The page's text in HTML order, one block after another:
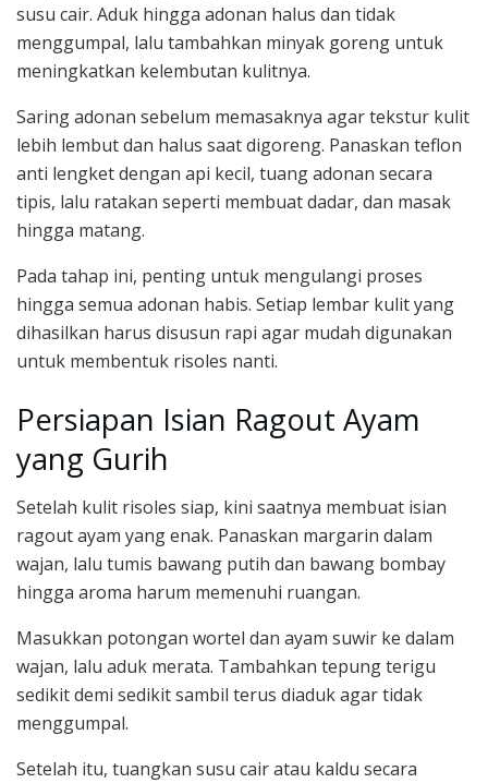
susu cair. Aduk hingga adonan halus dan tidak
menggumpal, lalu tambahkan minyak goreng untuk
meningkatkan kelembutan kulitnya.
Saring adonan sebelum memasaknya agar tekstur kulit
lebih lembut dan halus saat digoreng. Panaskan teflon
anti lengket dengan api kecil, tuang adonan secara
tipis, lalu ratakan seperti membuat dadar, dan masak
hingga matang.
Pada tahap ini, penting untuk mengulangi proses
hingga semua adonan habis. Setiap lembar kulit yang
dihasilkan harus disusun rapi agar mudah digunakan
untuk membentuk risoles nanti.
Persiapan Isian Ragout Ayam
yang Gurih
Setelah kulit risoles siap, kini saatnya membuat isian
ragout ayam yang enak. Panaskan margarin dalam
wajan, lalu tumis bawang putih dan bawang bombay
hingga aroma harum memenuhi ruangan.
Masukkan potongan wortel dan ayam suwir ke dalam
wajan, lalu aduk merata. Tambahkan tepung terigu
sedikit demi sedikit sambil terus diaduk agar tidak
menggumpal.
Setelah itu, tuangkan susu cair atau kaldu secara